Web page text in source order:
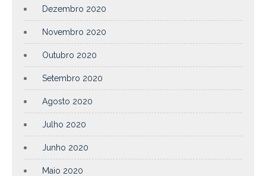
Dezembro 2020
Novembro 2020
Outubro 2020
Setembro 2020
Agosto 2020
Julho 2020
Junho 2020
Maio 2020